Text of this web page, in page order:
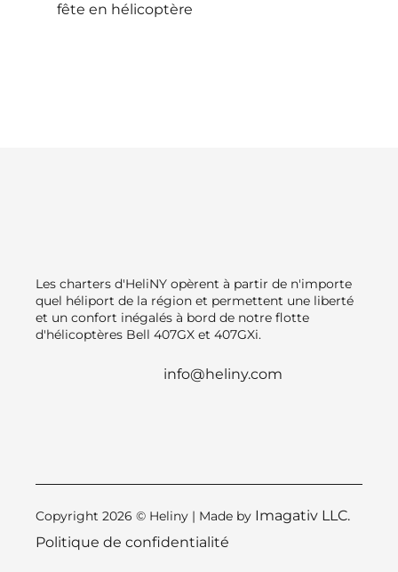
fête en hélicoptère
Les charters d'HeliNY opèrent à partir de n'importe
quel héliport de la région et permettent une liberté
et un confort inégalés à bord de notre flotte
d'hélicoptères Bell 407GX et 407GXi.
info@heliny.com
Copyright 2026 © Heliny | Made by Imagativ LLC.
Politique de confidentialité